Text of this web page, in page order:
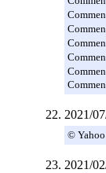
2021/
© Yahoo
2021/